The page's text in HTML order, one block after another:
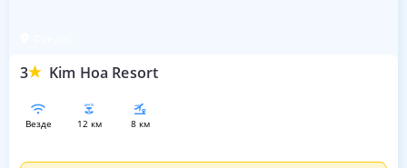
3 Kim Hoa Resort
везде 12 км 8 км